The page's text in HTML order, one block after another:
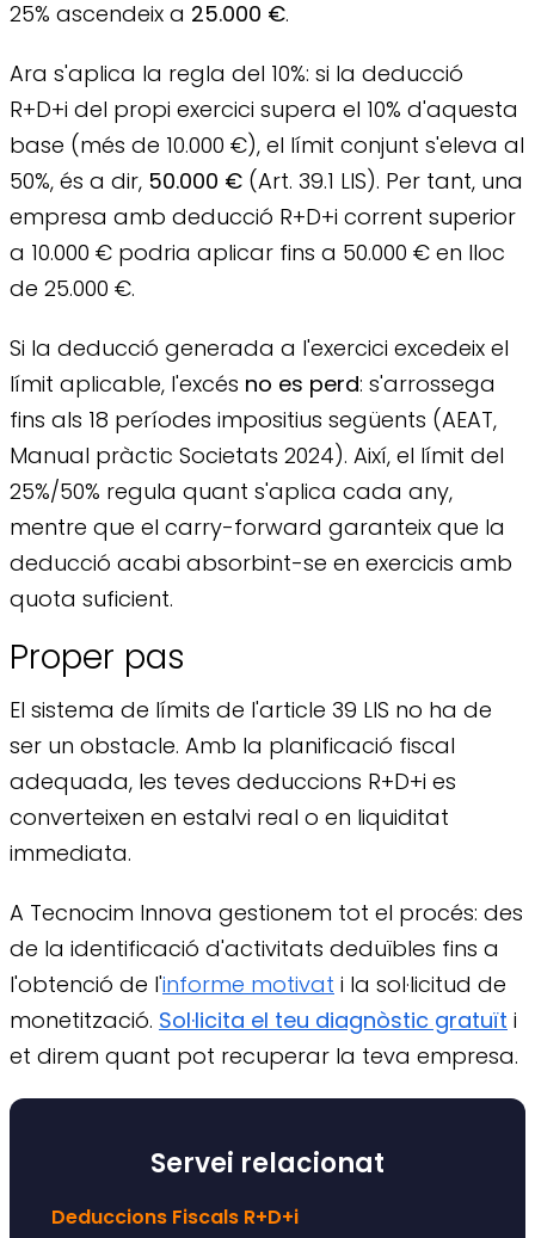
25% ascendeix a 25.000 €.
Ara s'aplica la regla del 10%: si la deducció
R+D+i del propi exercici supera el 10% d'aquesta
base (més de 10.000 €), el límit conjunt s'eleva al
50%, és a dir, 50.000 € (Art. 39.1 LIS). Per tant, una
empresa amb deducció R+D+i corrent superior
a 10.000 € podria aplicar fins a 50.000 € en lloc
de 25.000 €.
Si la deducció generada a l'exercici excedeix el
límit aplicable, l'excés no es perd: s'arrossega
fins als 18 períodes impositius següents (AEAT,
Manual pràctic Societats 2024). Així, el límit del
25%/50% regula quant s'aplica cada any,
mentre que el carry-forward garanteix que la
deducció acabi absorbint-se en exercicis amb
quota suficient.
Proper pas
El sistema de límits de l'article 39 LIS no ha de
ser un obstacle. Amb la planificació fiscal
adequada, les teves deduccions R+D+i es
converteixen en estalvi real o en liquiditat
immediata.
A Tecnocim Innova gestionem tot el procés: des
de la identificació d'activitats deduïbles fins a
l'obtenció de l'informe motivat i la sol·licitud de
monetització. Sol·licita el teu diagnòstic gratuït i
et direm quant pot recuperar la teva empresa.
Servei relacionat
Deduccions Fiscals R+D+i